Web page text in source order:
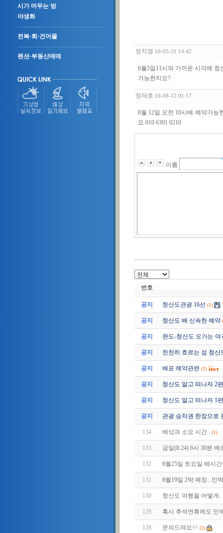
시가 머무는 방
야생화
전복·회·건어물
펜션·부동산매매
정치영 16-05-31 14:42
6월5일11시와 가까운 시각에 청
가능한지요?
정재호 16-08-12 01:17
8월 12일 오전 10시배 예
요 010 6301 0210
이름
번호
공지 청산도관광 16선 (1)
공지 청산도 배 신속한 예약
공지 완도-청산도 오가는
공지 천천히 흐르는 섬 청산
공지 배표 예약관련 (2)
공지 청산도 알고 떠나자 2
공지 청산도 알고 떠나자 1
공지 관광 승차권 한장으로
134 배삯과 소요 시간.. (1)
133 금일(8.24) 6시 30분
132 8월25일 토요일 배시
131 8월19일 2박 예정...민
130 청산도 여행을 어떻게..
129 혹시 추석연휴에도 민
128 문의드려요^^ (2)